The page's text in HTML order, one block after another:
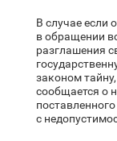
В случае если
в обращении
разглашения
законом
сообщается о
с